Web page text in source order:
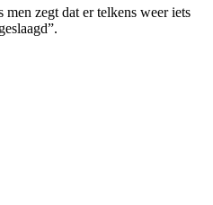
zegt dat er telkens weer iets